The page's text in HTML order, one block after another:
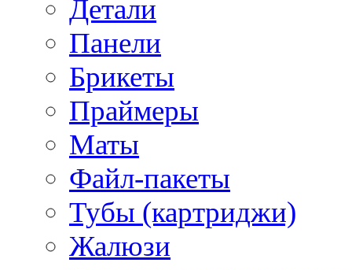
Детали
Панели
Брикеты
Праймеры
Маты
Файл-пакеты
Тубы (картриджи)
Жалюзи